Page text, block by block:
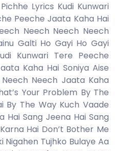
Lyrics Kudi Kunwari
Peeche Jaata Kaha Hai
Neech Neech Neech
Galti Ho Gayi Ho Gayi
Kunwari Tere Peeche
Kaha Hai Soniya Aise
Neech Jaata Kaha
Your Problem By The
By The Way Kuch Vaade
Hai Sang Jeena Hai Sang
Hai Don’t Bother Me
Nigahen Tujhko Bulaye Aa